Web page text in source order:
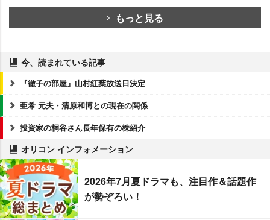
もっと見る
今、読まれている記事
『徹子の部屋』山村紅葉放送日決定
亜希 元夫・清原和博との現在の関係
投資家の桐谷さん長年保有の株紹介
オリコン インフォメーション
2026年7月夏ドラマも、注目作＆話題作
が勢ぞろい！